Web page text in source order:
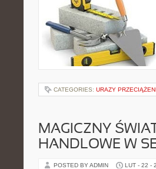
CATEGORIES: URAZY
MAGICZNY
HANDLOWE W
POSTED BY ADMIN LUT - 22 -